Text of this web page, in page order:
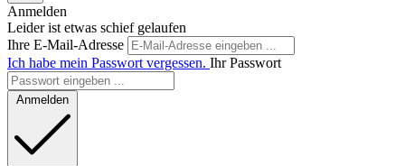
Anmelden
Leider ist etwas schief gelaufen
Ihre E-Mail-Adresse
Ich habe mein Passwort vergessen. Ihr Passwort
Anmelden